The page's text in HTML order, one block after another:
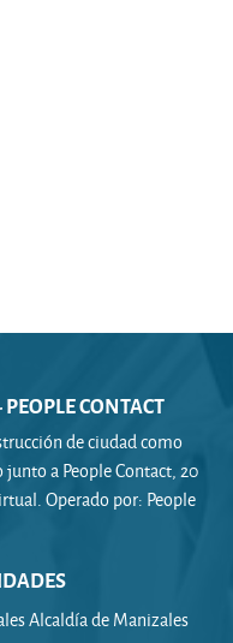
CONTACT
de ciudad como
a People Contact, 20
Operado por: People
Alcaldía de Manizales